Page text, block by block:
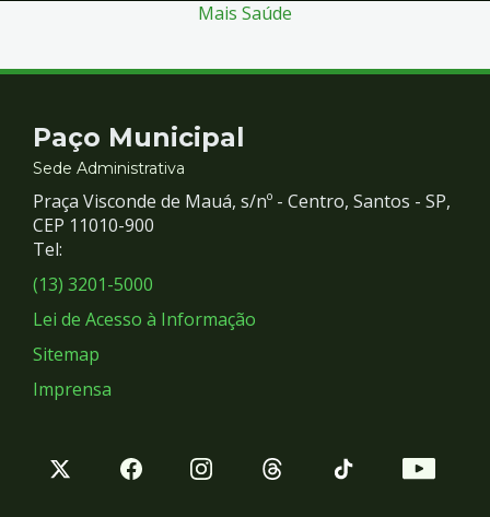
Mais Saúde
Contato
e
Redes
Sociais
Paço Municipal
Sede Administrativa
Praça Visconde de Mauá, s/nº - Centro, Santos - SP,
CEP 11010-900
Tel:
(13) 3201-5000
Lei de Acesso à Informação
Sitemap
Imprensa